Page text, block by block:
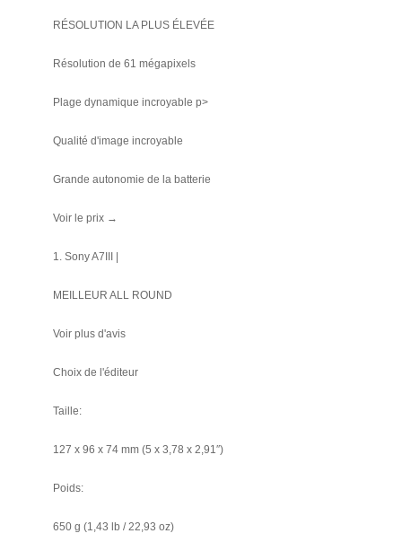
RÉSOLUTION LA PLUS ÉLEVÉE
Résolution de 61 mégapixels
Plage dynamique incroyable p>
Qualité d'image incroyable
Grande autonomie de la batterie
Voir le prix →
1. Sony A7III |
MEILLEUR ALL ROUND
Voir plus d'avis
Choix de l'éditeur
Taille:
127 x 96 x 74 mm (5 x 3,78 x 2,91′′)
Poids:
650 g (1,43 lb / 22,93 oz)